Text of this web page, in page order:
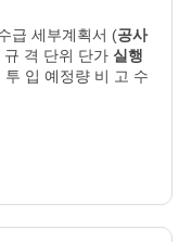
급 세부계획서 (공사
격 단위 단가 실행
투 입 예정량 비 고 수